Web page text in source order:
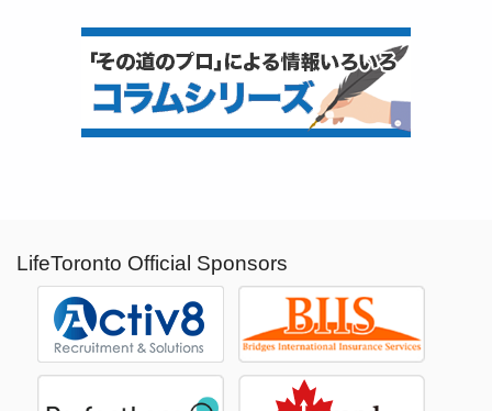
LifeToronto Official Sponsors